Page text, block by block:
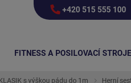
+420 515 555 100
s výškou pádu do 1m Herní
FITNESS A POSILOVACÍ STROJE